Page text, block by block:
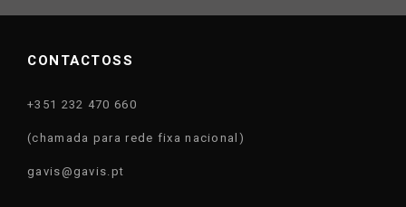
CONTACTOSS
+351 232 470 660
(chamada para rede fixa nacional)
gavis@gavis.pt